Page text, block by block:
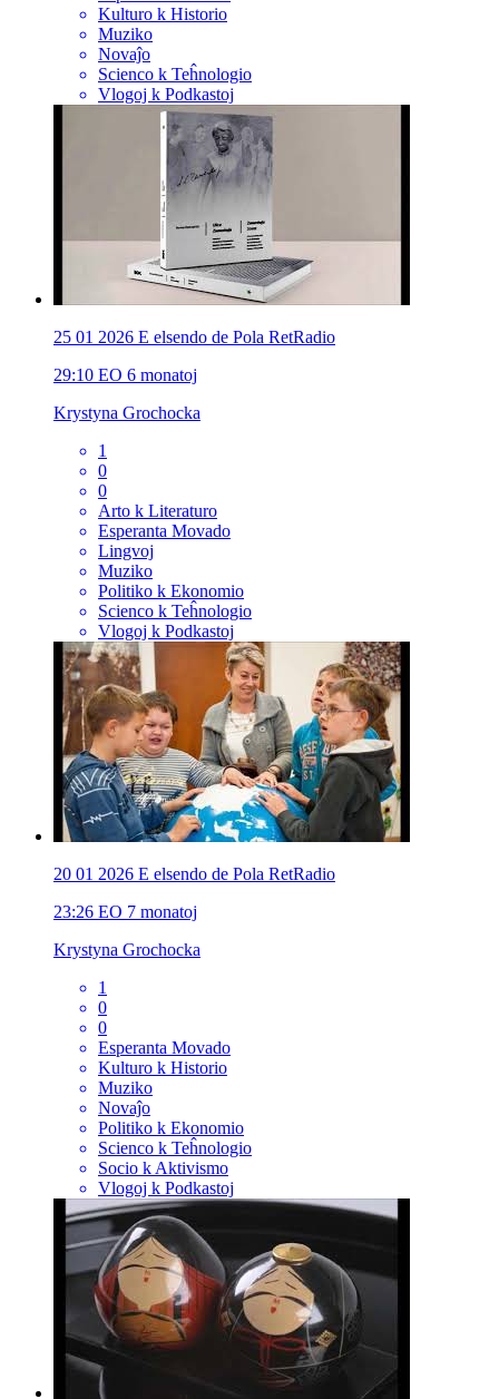
Kulturo k Historio
Muziko
Novaĵo
Scienco k Teĥnologio
Vlogoj k Podkastoj
25 01 2026 E elsendo de Pola RetRadio
29:10 EO 6 monatoj
Krystyna Grochocka
1
0
0
Arto k Literaturo
Esperanta Movado
Lingvoj
Muziko
Politiko k Ekonomio
Scienco k Teĥnologio
Vlogoj k Podkastoj
20 01 2026 E elsendo de Pola RetRadio
23:26 EO 7 monatoj
Krystyna Grochocka
1
0
0
Esperanta Movado
Kulturo k Historio
Muziko
Novaĵo
Politiko k Ekonomio
Scienco k Teĥnologio
Socio k Aktivismo
Vlogoj k Podkastoj